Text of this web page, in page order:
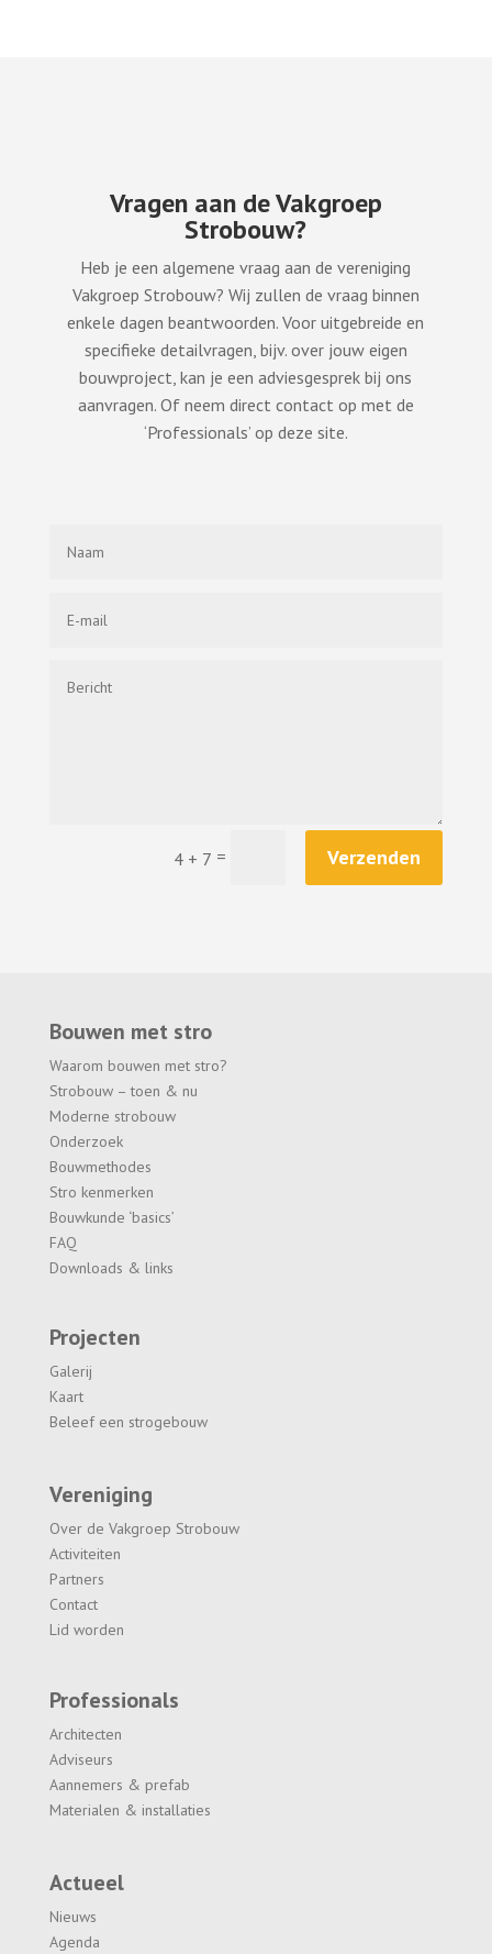
Vragen aan de Vakgroep
Strobouw?
Heb je een algemene vraag aan de vereniging
Vakgroep Strobouw? Wij zullen de vraag binnen
enkele dagen beantwoorden. Voor uitgebreide en
specifieke detailvragen, bijv. over jouw eigen
bouwproject, kan je een adviesgesprek bij ons
aanvragen. Of neem direct contact op met de
‘Professionals’ op deze site.
4 + 7 = Verzenden
Bouwen met stro
Waarom bouwen met stro?
Strobouw – toen & nu
Moderne strobouw
Onderzoek
Bouwmethodes
Stro kenmerken
Bouwkunde ‘basics’
FAQ
Downloads & links
Projecten
Galerij
Kaart
Beleef een strogebouw
Vereniging
Over de Vakgroep Strobouw
Activiteiten
Partners
Contact
Lid worden
Professionals
Architecten
Adviseurs
Aannemers & prefab
Materialen & installaties
Actueel
Nieuws
Agenda